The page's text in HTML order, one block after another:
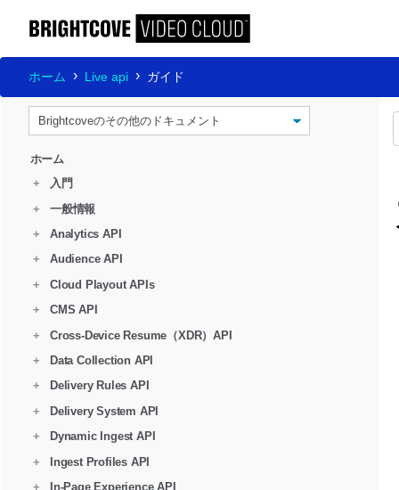
ホーム Live api ガイド
ホーム
+
入門
+
一般情報
+
Analytics API
+
Audience API
+
Cloud Playout APIs
+
CMS API
+
Cross-Device Resume（XDR）API
+
Data Collection API
+
Delivery Rules API
+
Delivery System API
+
Dynamic Ingest API
+
Ingest Profiles API
+
In-Page Experience API